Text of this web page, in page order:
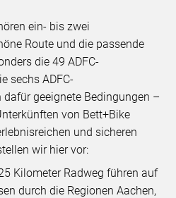
ein- bis zwei
Route und die passende
die 49 ADFC-
sechs ADFC-
dafür geeignete Bedingungen –
von Bett+Bike
und sicheren
wir hier vor:
Kilometer Radweg führen auf
durch die Regionen Aachen,